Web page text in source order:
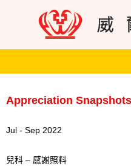
Appreciation Snapshots
Jul - Sep 2022
兒科 – 感謝照料